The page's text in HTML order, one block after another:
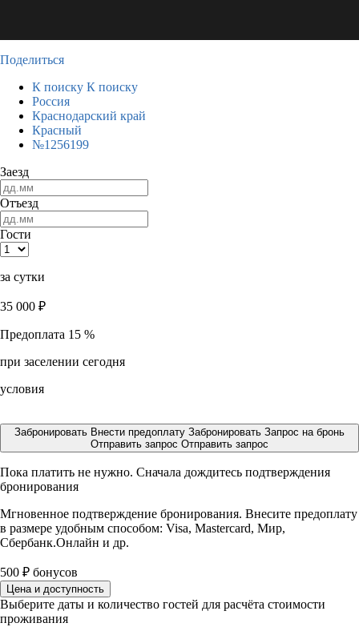
Поделиться
К поиску К поиску
Россия
Краснодарский край
Красный
№1256199
Заезд
Отъезд
Гости
за сутки
35 000 ₽
Предоплата 15 %
при заселении сегодня
условия
Забронировать Внести предоплату Забронировать Запрос на бронь
Отправить запрос Отправить запрос
Пока платить не нужно. Сначала дождитесь подтверждения
бронирования
Мгновенное подтверждение бронирования. Внесите предоплату
в размере удобным способом: Visa, Mastercard, Мир,
Сбербанк.Онлайн и др.
500 ₽ бонусов
Цена и доступность
Выберите даты и количество гостей для расчёта стоимости
проживания